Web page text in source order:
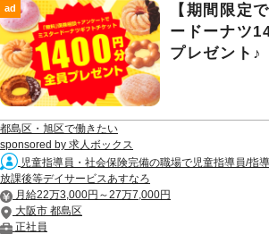
ad
【期間限定
ードーナツ
プレゼント♪
都島区・旭区で働きたい
sponsored by 求人ボックス
児童指導員・社会保険完備の職場で児童指導員/指
放課後等デイサービスあすなろ
月給22万3,000円～27万7,000円
大阪市 都島区
正社員